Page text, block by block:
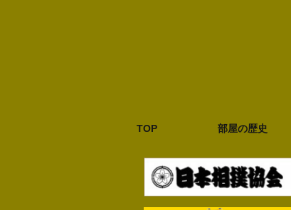
TOP 部屋の歴史